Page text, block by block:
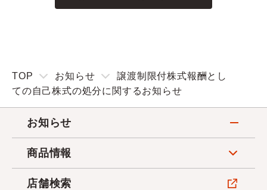
TOP お知らせ
譲渡制限付株式報酬とし
ての自己株式の処分に関するお知らせ
お知らせ
商品情報
店舗検索